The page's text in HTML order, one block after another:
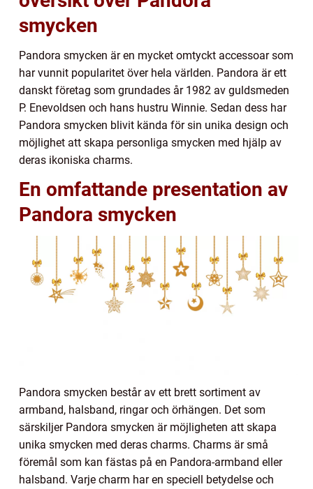
smycken
Pandora smycken är en mycket omtyckt accessoar som
har vunnit popularitet över hela världen. Pandora är ett
danskt företag som grundades år 1982 av guldsmeden
P. Enevoldsen och hans hustru Winnie. Sedan dess har
Pandora smycken blivit kända för sin unika design och
möjlighet att skapa personliga smycken med hjälp av
deras ikoniska charms.
En omfattande presentation av
Pandora smycken
Pandora smycken består av ett brett sortiment av
armband, halsband, ringar och örhängen. Det som
särskiljer Pandora smycken är möjligheten att skapa
unika smycken med deras charms. Charms är små
föremål som kan fästas på en Pandora-armband eller
halsband. Varje charm har en speciell betydelse och